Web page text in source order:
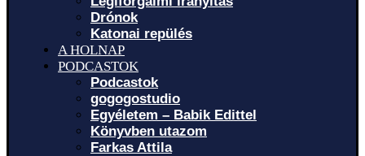
Drónok
Katonai repülés
A HOLNAP
PODCASTOK
Podcastok
gogogostudio
Egyéletem – Babik Edittel
Könyvben utazom
Farkas Attila